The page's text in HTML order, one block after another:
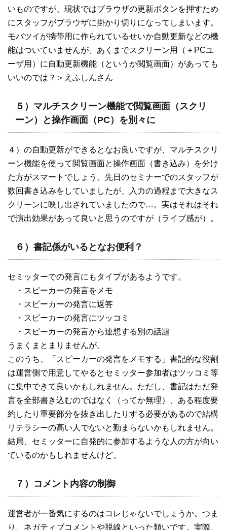
いものですが、現状ではブラウザの更新ボタンを押すため
にスタッフがブラウザに掛かり切りになってしまいます。
モバツイが携帯用に作られているせいか自動更新などの機
能はついていませんが、あくまでスクリーン用（＋PCユ
ーザ用）に自動更新機能（というか閲覧画面）があっても
いいのでは？＞えふしんさん
５）マルチスクリーン機能で閲覧画面（スクリ
ーン）と操作画面（PC）を別々に
４）の自動更新ができるとなお良いですが、マルチスクリ
ーン機能を使って閲覧画面と操作画面（書き込み）を分け
た方がスマートでしょう。先日のセミナーでのスタッフが
数回書き込みをしていましたが、入力の過程まで大きなス
クリーンに映し出されていましたので…。実はそれはそれ
で演出効果があって良いと思うのですが（ライブ感が）。
６）書記係がいるとなお便利？
セミッターでの発言にもタイプがあるようです。
・スピーカーの発言をメモ
・スピーカーの発言に返答
・スピーカーの発言にツッコミ
・スピーカーの発言から連想する別の話題
うまくまとまりませんが。
このうち、「スピーカーの発言をメモする」書記的な役割
は運営側で用意してやるとセミッター参加者はツッコミ等
に集中できて良いかもしれません。ただし、書記はただ発
言を全部書き込むのではなく（ってか無理）、ある程度要
約したり重要部分を抜き出したりする必要があるので結構
リテラシーの高い人でないと勤まらないかもしれません。
結局、セミッターに自発的に参加するような人の方が向い
ているのかもしれませんけど。
７）コメント内容の制御
運営者が一番気にするのはコレじゃないでしょうか。つま
り、ネガティブコメントや脱線といった類いです。実際、